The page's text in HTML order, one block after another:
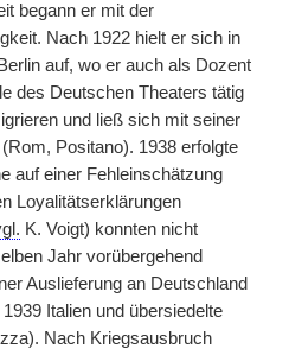
begann er mit der
Nach 1922 hielt er sich in
auf, wo er auch als Dozent
des Deutschen Theaters tätig
und ließ sich mit seiner
Positano). 1938 erfolgte
auf einer Fehleinschätzung
Loyalitätserklärungen
K. Voigt) konnten nicht
Jahr vorübergehend
Auslieferung an Deutschland
Italien und übersiedelte
Nach Kriegsausbruch